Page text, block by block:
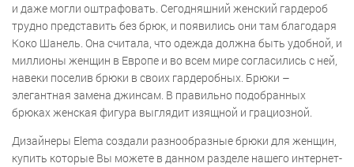
и даже могли оштрафовать. Сегодняшний женский гардероб
трудно представить без брюк, и появились они там благодаря
Коко Шанель. Она считала, что одежда должна быть удобной, и
миллионы женщин в Европе и во всем мире согласились с ней,
навеки поселив брюки в своих гардеробных. Брюки –
элегантная замена джинсам. В правильно подобранных
брюках женская фигура выглядит изящной и грациозной.
Дизайнеры Elema создали разнообразные брюки для женщин,
купить которые Вы можете в данном разделе нашего интернет-